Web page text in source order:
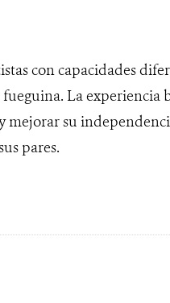
con capacidades
La experiencia
mejorar su
pares.